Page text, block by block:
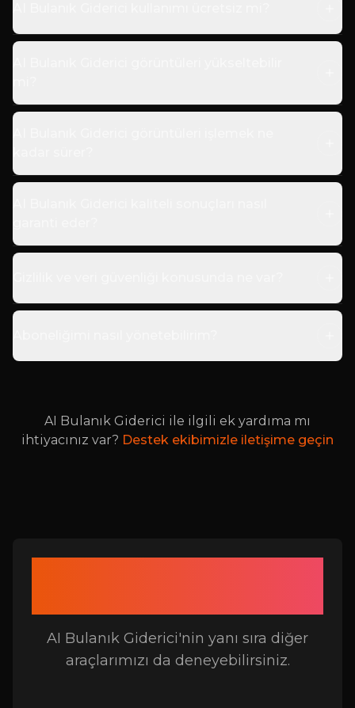
AI Bulanık Giderici ile ilgili ek yardıma mı
ihtiyacınız var? Destek ekibimizle iletişime geçin
AI Bulanık Giderici'nin yanı sıra diğer
araçlarımızı da deneyebilirsiniz.